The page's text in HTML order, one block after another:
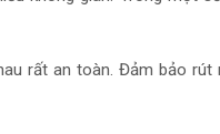
rất an toàn. Đảm bảo